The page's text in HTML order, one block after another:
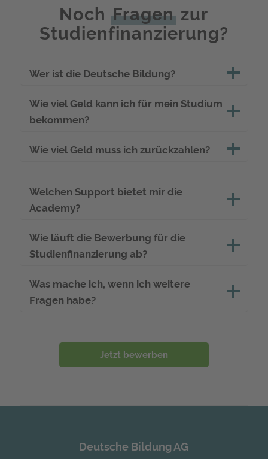
NochFragen zur
Studienfinanzierung?
Wer ist die Deutsche Bildung?
Wie viel Geld kann ich für mein Studium
bekommen?
Wie viel Geld muss ich zurückzahlen?
Welchen Support bietet mir die
Academy?
Wie läuft die Bewerbung für die
Studienfinanzierung ab?
Was mache ich, wenn ich weitere
Fragen habe?
Jetzt bewerben
Deutsche Bildung AG